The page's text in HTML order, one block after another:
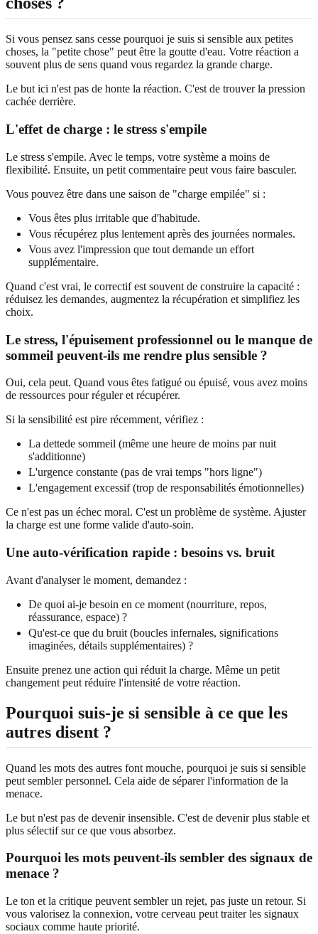
Si vous pensez sans cesse pourquoi je suis si sensible aux petites
choses, la "petite chose" peut être la goutte d'eau. Votre réaction a
souvent plus de sens quand vous regardez la grande charge.
Le but ici n'est pas de honte la réaction. C'est de trouver la pression
cachée derrière.
L'effet de charge : le stress s'empile
Le stress s'empile. Avec le temps, votre système a moins de
flexibilité. Ensuite, un petit commentaire peut vous faire basculer.
Vous pouvez être dans une saison de "charge empilée" si :
Vous êtes plus irritable que d'habitude.
Vous récupérez plus lentement après des journées normales.
Vous avez l'impression que tout demande un effort
supplémentaire.
Quand c'est vrai, le correctif est souvent de construire la capacité :
réduisez les demandes, augmentez la récupération et simplifiez les
choix.
Le stress, l'épuisement professionnel ou le manque de
sommeil peuvent-ils me rendre plus sensible ?
Oui, cela peut. Quand vous êtes fatigué ou épuisé, vous avez moins
de ressources pour réguler et récupérer.
Si la sensibilité est pire récemment, vérifiez :
La dettede sommeil (même une heure de moins par nuit
s'additionne)
L'urgence constante (pas de vrai temps "hors ligne")
L'engagement excessif (trop de responsabilités émotionnelles)
Ce n'est pas un échec moral. C'est un problème de système. Ajuster
la charge est une forme valide d'auto-soin.
Une auto-vérification rapide : besoins vs. bruit
Avant d'analyser le moment, demandez :
De quoi ai-je besoin en ce moment (nourriture, repos,
réassurance, espace) ?
Qu'est-ce que du bruit (boucles infernales, significations
imaginées, détails supplémentaires) ?
Ensuite prenez une action qui réduit la charge. Même un petit
changement peut réduire l'intensité de votre réaction.
Pourquoi suis-je si sensible à ce que les
autres disent ?
Quand les mots des autres font mouche, pourquoi je suis si sensible
peut sembler personnel. Cela aide de séparer l'information de la
menace.
Le but n'est pas de devenir insensible. C'est de devenir plus stable et
plus sélectif sur ce que vous absorbez.
Pourquoi les mots peuvent-ils sembler des signaux de
menace ?
Le ton et la critique peuvent sembler un rejet, pas juste un retour. Si
vous valorisez la connexion, votre cerveau peut traiter les signaux
sociaux comme haute priorité.